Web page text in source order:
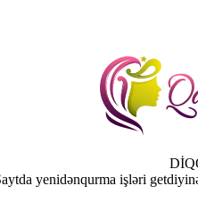
yenidənqurma işləri